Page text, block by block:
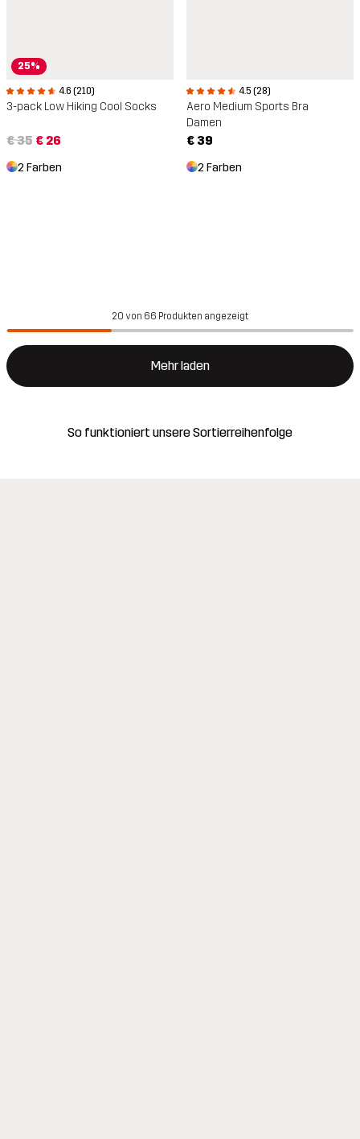
25%
4.6 (210)
3-pack Low Hiking Cool Socks
€ 35 € 26
2 Farben
4.5 (28)
Aero Medium Sports Bra
Damen
€ 39
2 Farben
20 von 66 Produkten angezeigt
Mehr laden
So funktioniert unsere Sortierreihenfolge